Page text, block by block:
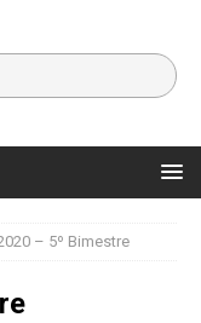
– 5º Bimestre